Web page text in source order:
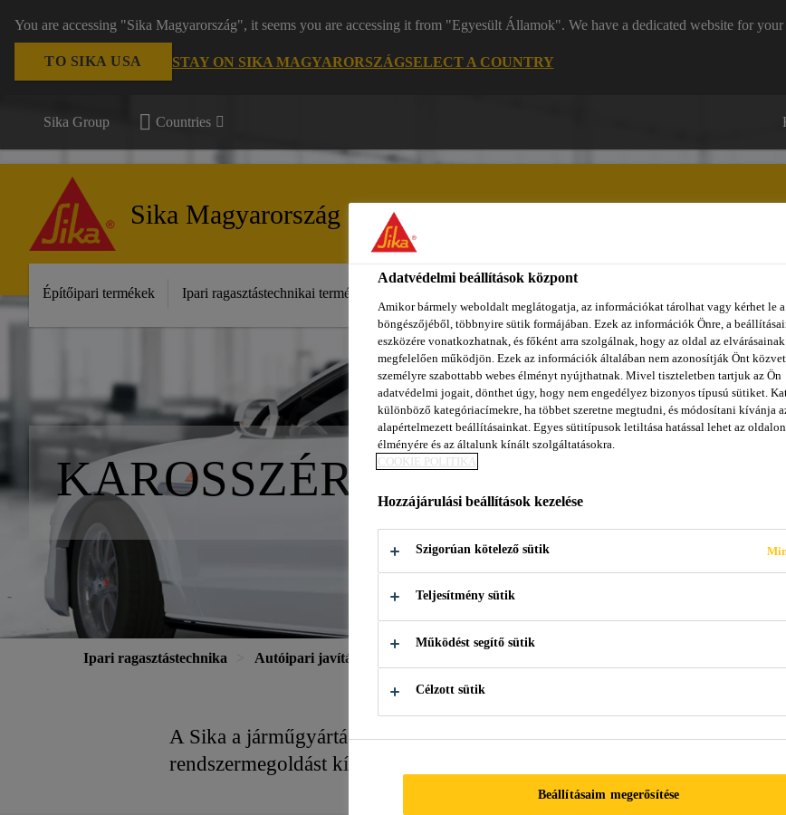
You are accessing "Sika Magyarország", it seems you are accessing it from "Egyesült Államok". We have a dedicated website for your
TO SIKA USA STAY ON SIKA MAGYARORSZÁGSELECT A COUNTRY
Sika Group Countries
Sika Magyarország
Építőipari termékek Ipari ragasztástechnikai termékek
KAROSSZÉRIA ELEMEK
Ipari ragasztástechnika Autóipari javítás
A Sika a járműgyártásban alkalmazott szerkezeti ragasztási
rendszermegoldást kínál a személygépjárművek külső paneleinek és
Adatvédelmi beállítások központ
Amikor bármely weboldalt meglátogatja, az információkat tárolhat vagy kérhet le a
böngészőjéből, többnyire sütik formájában. Ezek az információk Önre, a
eszközére vonatkozhatnak, és főként arra szolgálnak, hogy az oldal az elvárásainak
megfelelően működjön. Ezek az információk általában nem azonosítják Önt
személyre szabottabb webes élményt nyújthatnak. Mivel tiszteletben tartjuk az Ön
adatvédelmi jogait, dönthet úgy, hogy nem engedélyez bizonyos típusú sütiket.
különböző kategóriacímekre, ha többet szeretne megtudni, és módosítani kívánja
alapértelmezett beállításainkat. Egyes sütitípusok letiltása hatással lehet az
élményére és az általunk kínált szolgáltatásokra.
COOKIE POLITIKA
Hozzájárulási beállítások kezelése
Szigorúan kötelező sütik
Teljesítmény sütik
Működést segítő sütik
Célzott sütik
Beállításaim megerősítése